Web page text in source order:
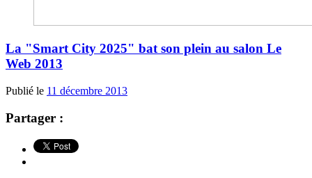
La "Smart City 2025" bat son plein au salon Le
Web 2013
Publié le 11 décembre 2013
Partager :